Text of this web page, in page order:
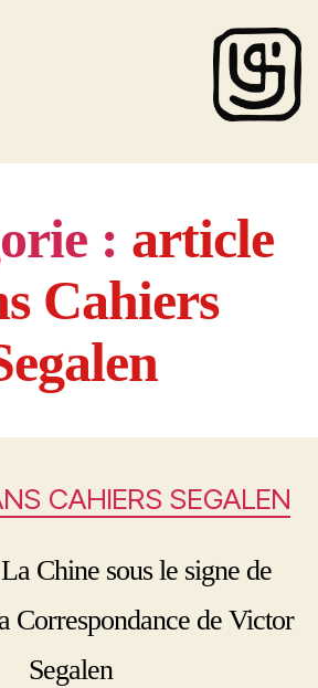
: article
Cahiers
CAHIERS SEGALEN
Chine sous le signe de
Correspondance de Victor
Segalen